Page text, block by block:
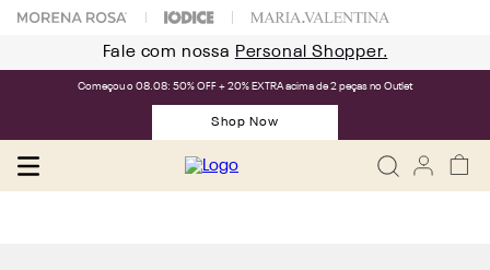
Fale com nossa Personal Shopper.
Começou o 08.08: 50% OFF + 20% EXTRA acima de 2 peças no Outlet
Shop Now